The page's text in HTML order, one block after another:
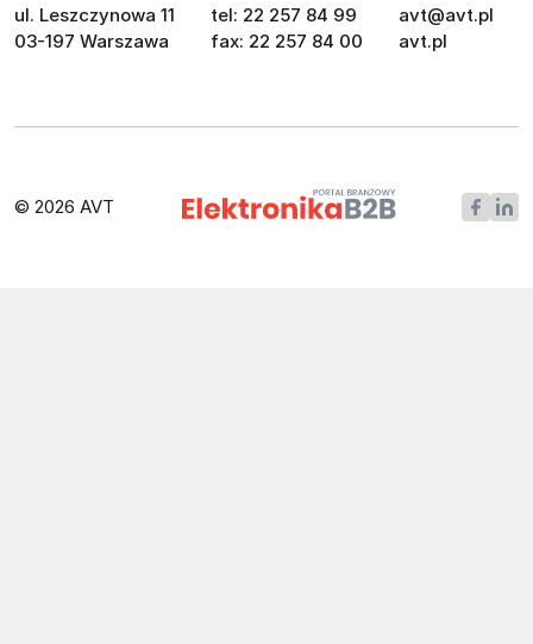
ul. Leszczynowa 11
03-197 Warszawa
tel: 22 257 84 99
fax: 22 257 84 00
avt@avt.pl
avt.pl
© 2026 AVT